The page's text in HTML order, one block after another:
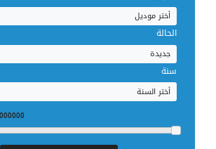
أختر موديل
الحالة
جديدة
سنة
أختر السنة